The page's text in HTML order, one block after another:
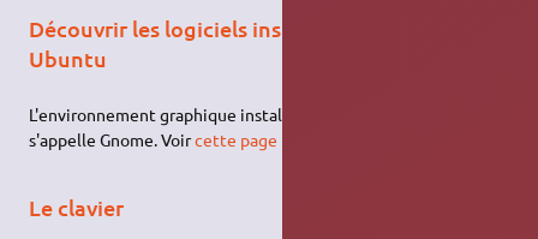
Découvrir les logiciels installés par défaut sur
Ubuntu
L'environnement graphique installé par défaut avec Ubuntu
s'appelle Gnome. Voircette page
Le clavier